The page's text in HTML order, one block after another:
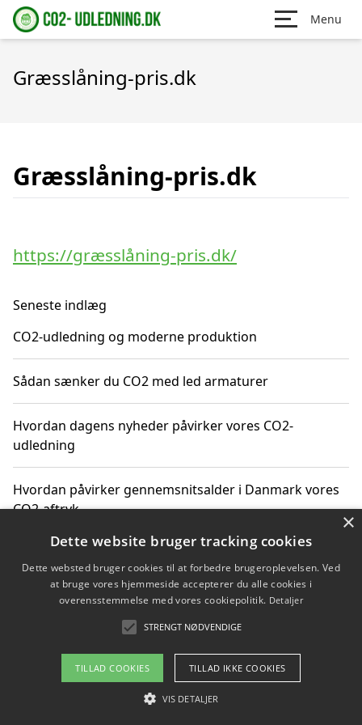
Menu
Græsslåning-pris.dk
Græsslåning-pris.dk
https://græsslåning-pris.dk/
Seneste indlæg
CO2-udledning og moderne produktion
Sådan sænker du CO2 med led armaturer
Hvordan dagens nyheder påvirker vores CO2-
udledning
Hvordan påvirker gennemsnitsalder i Danmark vores
CO2-aftryk
Hvordan nyheder om CO2-udledning påvirker vores
hverdag
Om / kontakt
Blog Betingelser
×
Dette website bruger tracking cookies
Dette websted bruger cookies til at forbedre brugeroplevelsen. Ved
at bruge vores hjemmeside accepterer du alle cookies i
overensstemmelse med vores cookiepolitik. Detaljer
STRENGT NØDVENDIGE
TILLAD COOKIES TILLAD IKKE COOKIES
VIS DETALJER